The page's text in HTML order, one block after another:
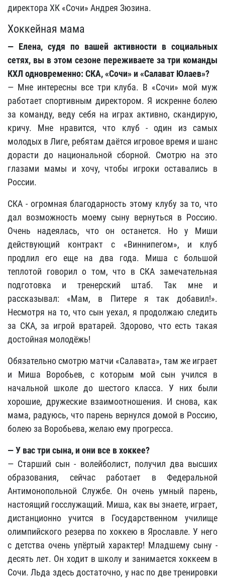
директора ХК «Сочи» Андрея Зюзина.
Хоккейная мама
— Елена, судя по вашей активности в социальных
сетях, вы в этом сезоне переживаете за три команды
КХЛ одновременно: СКА, «Сочи» и «Салават Юлаев»?
— Мне интересны все три клуба. В «Сочи» мой муж
работает спортивным директором. Я искренне болею
за команду, веду себя на играх активно, скандирую,
кричу. Мне нравится, что клуб - один из самых
молодых в Лиге, ребятам даётся игровое время и шанс
дорасти до национальной сборной. Смотрю на это
глазами мамы и хочу, чтобы игроки оставались в
России.
СКА - огромная благодарность этому клубу за то, что
дал возможность моему сыну вернуться в Россию.
Очень надеялась, что он останется. Но у Миши
действующий контракт с «Виннипегом», и клуб
продлил его еще на два года. Миша с большой
теплотой говорил о том, что в СКА замечательная
подготовка и тренерский штаб. Так мне и
рассказывал: «Мам, в Питере я так добавил!».
Несмотря на то, что сын уехал, я продолжаю следить
за СКА, за игрой вратарей. Здорово, что есть такая
достойная молодёжь!
Обязательно смотрю матчи «Салавата», там же играет
и Миша Воробьев, с которым мой сын учился в
начальной школе до шестого класса. У них были
хорошие, дружеские взаимоотношения. И снова, как
мама, радуюсь, что парень вернулся домой в Россию,
болею за Воробьева, желаю ему прогресса.
— У вас три сына, и они все в хоккее?
— Старший сын - волейболист, получил два высших
образования, сейчас работает в Федеральной
Антимонопольной Службе. Он очень умный парень,
настоящий госслужащий. Миша, как вы знаете, играет,
дистанционно учится в Государственном училище
олимпийского резерва по хоккею в Ярославле. У него
с детства очень упёртый характер! Младшему сыну -
десять лет. Он ходит в школу и занимается хоккеем в
Сочи. Льда здесь достаточно, у нас по две тренировки